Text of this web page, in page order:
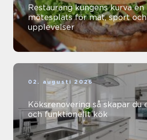
Restaurang kungens kurva en levande
mötesplats för mat, sport och
upplevelser
02. augusti 2026
Köksrenovering så skapar du ett hållbart
och funktionellt kök